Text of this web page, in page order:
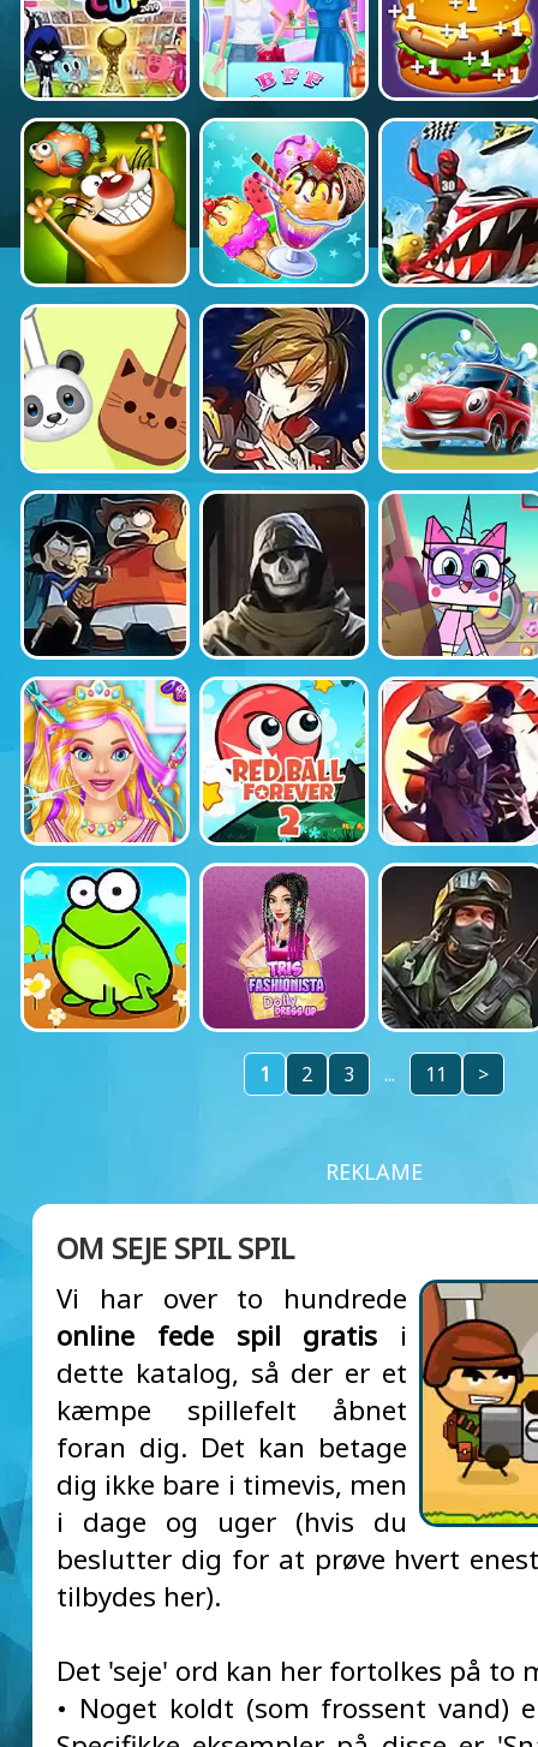
1 2 3 ... 11 >
REKLAME
OM SEJE SPIL SPIL
Vi har over to hundrede
online fede spil gratis i
dette katalog, så der er et
kæmpe spillefelt åbnet
foran dig. Det kan betage
dig ikke bare i timevis, men
i dage og uger (hvis du
beslutter dig for at prøve hvert
tilbydes her).
Det 'seje' ord kan her fortolkes på to
• Noget koldt (som frossent vand)